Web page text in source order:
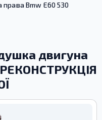
Bmw E60 530
двигуна